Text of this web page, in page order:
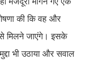
की कि वह और
से मिलने जाएंगे। इसके
भी उठाया और सवाल